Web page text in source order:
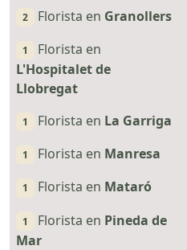
2 Florista en Granollers
1
Florista en
L'Hospitalet de
Llobregat
1 Florista en La Garriga
1 Florista en Manresa
1 Florista en Mataró
1 Florista en Pineda de
Mar